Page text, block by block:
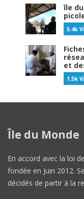
île
5.4k
et
1.5k
Île du Monde
En accord avec la loi
fondée en Juin 2012.
décidés de partir à la